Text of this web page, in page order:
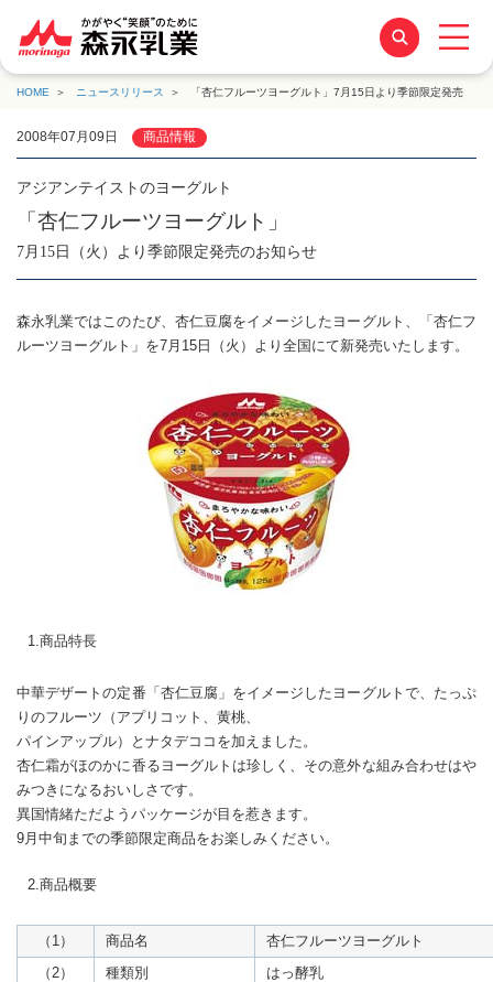
HOME ニュースリリース 「杏仁フルーツヨーグルト」7月15日より季節限定発売
2008年07月09日 商品情報
アジアンテイストのヨーグルト
「杏仁フルーツヨーグルト」
7月15日（火）より季節限定発売のお知らせ
森永乳業ではこのたび、杏仁豆腐をイメージしたヨーグルト、「杏仁フ
ルーツヨーグルト」を7月15日（火）より全国にて新発売いたします。
1.商品特長
中華デザートの定番「杏仁豆腐」をイメージしたヨーグルトで、たっぷ
りのフルーツ（アプリコット、黄桃、
パインアップル）とナタデココを加えました。
杏仁霜がほのかに香るヨーグルトは珍しく、その意外な組み合わせはや
みつきになるおいしさです。
異国情緒ただようパッケージが目を惹きます。
9月中旬までの季節限定商品をお楽しみください。
2.商品概要
（1） 商品名
杏仁フルーツヨーグルト
（2）
種類別
はっ酵乳